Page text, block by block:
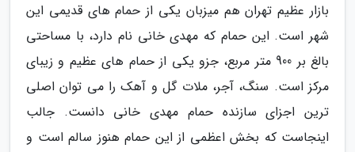
بازار عظیم تهران هم میزبان یکی از حمام های قدیمی این
شهر است. این حمام که مهدی خانی نام دارد، با مساحتی
بالغ بر 900 متر مربع، جزو یکی از حمام های عظیم و زیبای
مرکز است. سنگ، آجر، ملات گل و آهک را می توان اصلی
ترین اجزای سازنده حمام مهدی خانی دانست. جالب
اینجاست که بخش اعظمی از این حمام هنوز سالم است و